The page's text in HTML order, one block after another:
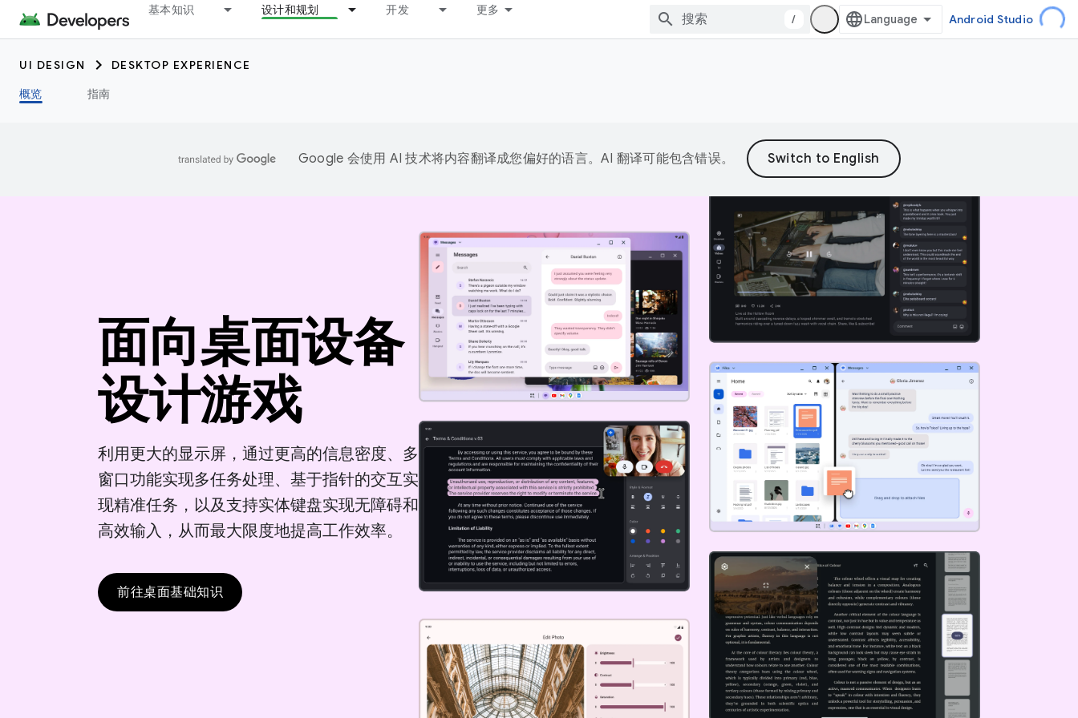
基本知识 设计和规划 开发 更多
/ Android Studio
UI DESIGN
DESKTOP EXPERIENCE
概览
指南
Google 会使用 AI 技术将内容翻译成您偏好的语言。AI 翻译可能包含错误。
面向桌面设备
设计游戏
利用更大的显示屏，通过更高的信息密度、多
窗口功能实现多任务处理、基于指针的交互实
现精准任务，以及支持实体键盘实现无障碍和
高效输入，从而最大限度地提高工作效率。
前往桌面基础知识